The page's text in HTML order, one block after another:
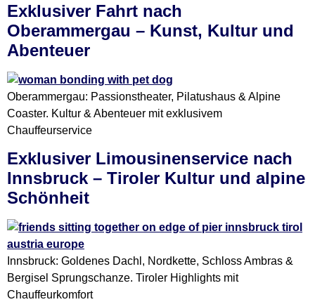
Exklusiver Fahrt nach
Oberammergau – Kunst, Kultur und
Abenteuer
Oberammergau: Passionstheater, Pilatushaus & Alpine
Coaster. Kultur & Abenteuer mit exklusivem
Chauffeurservice
Exklusiver Limousinenservice nach
Innsbruck – Tiroler Kultur und alpine
Schönheit
Innsbruck: Goldenes Dachl, Nordkette, Schloss Ambras &
Bergisel Sprungschanze. Tiroler Highlights mit
Chauffeurkomfort